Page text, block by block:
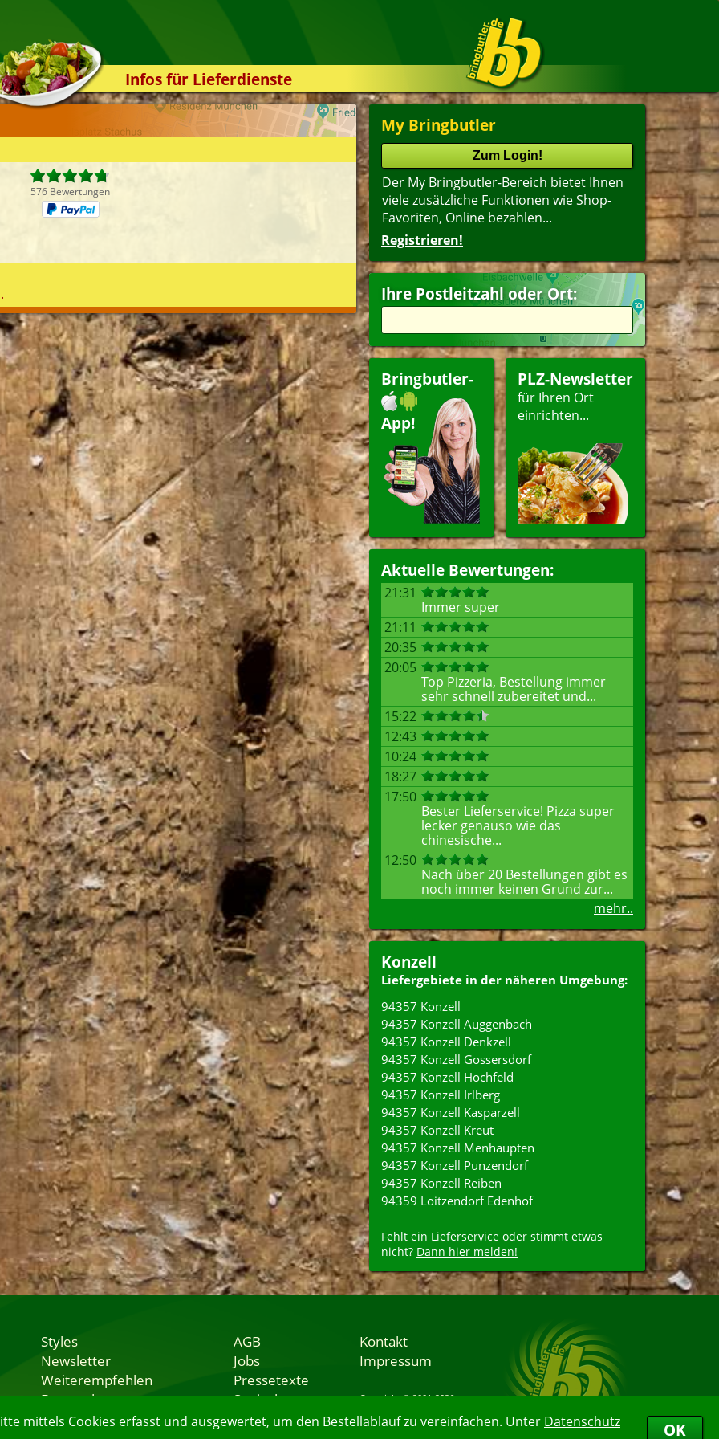
mittels Cookies erfasst und ausgewertet, um den Bestellablauf zu vereinfachen. Unter Datenschutz
OK
Infos für Lieferdienste
Kassensystem
Zuverlässigkeit
Styles
Kontakt
My Bringbutler
Der My Bringbutler-Bereich bietet Ihnen
viele zusätzliche Funktionen wie Shop-
Favoriten, Online bezahlen...
Registrieren!
Ihre Postleitzahl oder Ort:
Bringbutler-
App!
PLZ-Newsletter
für Ihren Ort
einrichten...
Aktuelle Bewertungen:
21:31
Immer super
21:11
20:35
20:05
Top Pizzeria, Bestellung immer
sehr schnell zubereitet und...
15:22
12:43
10:24
18:27
17:50
Bester Lieferservice! Pizza super
lecker genauso wie das
chinesische...
12:50
Nach über 20 Bestellungen gibt es
noch immer keinen Grund zur...
mehr..
Konzell
Liefergebiete in der näheren Umgebung:
94357 Konzell
94357 Konzell Auggenbach
94357 Konzell Denkzell
94357 Konzell Gossersdorf
94357 Konzell Hochfeld
94357 Konzell Irlberg
94357 Konzell Kasparzell
94357 Konzell Kreut
94357 Konzell Menhaupten
94357 Konzell Punzendorf
94357 Konzell Reiben
94359 Loitzendorf Edenhof
Fehlt ein Lieferservice oder stimmt etwas
nicht? Dann hier melden!
576 Bewertungen
Styles
Newsletter
Weiterempfehlen
Datenschutz
Nutzungsbedingungen
AGB
Jobs
Pressetexte
Speisekarten
Lieferservice
Kontakt
Impressum
Copyright © 2001-2026
07.08.2026 01:44:28